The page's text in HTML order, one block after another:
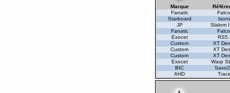
Marque
Fanatic
Starboard
JP
Slalom
Fanatic
Exocet
Custom
XT
Custom
XT
Custom
XT
Exocet
Warp
BIC
AHD